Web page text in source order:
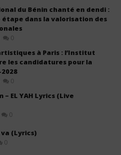
du Bénin chanté en dendi :
étape dans la valorisation des
0
à Paris : l’Institut
les candidatures pour la
0
– EL YAH Lyrics (Live
0
va (Lyrics)
0